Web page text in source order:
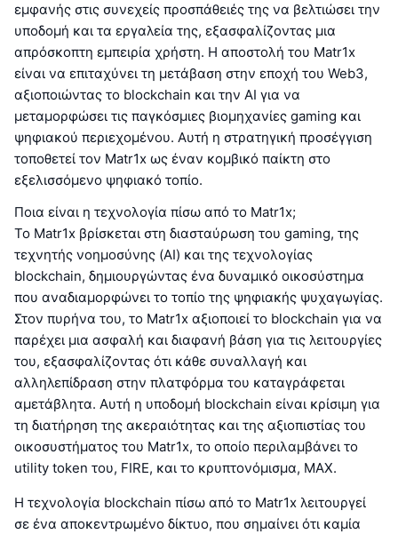
εμφανής στις συνεχείς προσπάθειές της να βελτιώσει την
υποδομή και τα εργαλεία της, εξασφαλίζοντας μια
απρόσκοπτη εμπειρία χρήστη. Η αποστολή του Matr1x
είναι να επιταχύνει τη μετάβαση στην εποχή του Web3,
αξιοποιώντας το blockchain και την AI για να
μεταμορφώσει τις παγκόσμιες βιομηχανίες gaming και
ψηφιακού περιεχομένου. Αυτή η στρατηγική προσέγγιση
τοποθετεί τον Matr1x ως έναν κομβικό παίκτη στο
εξελισσόμενο ψηφιακό τοπίο.
Ποια είναι η τεχνολογία πίσω από το Matr1x;
Το Matr1x βρίσκεται στη διασταύρωση του gaming, της
τεχνητής νοημοσύνης (AI) και της τεχνολογίας
blockchain, δημιουργώντας ένα δυναμικό οικοσύστημα
που αναδιαμορφώνει το τοπίο της ψηφιακής ψυχαγωγίας.
Στον πυρήνα του, το Matr1x αξιοποιεί το blockchain για να
παρέχει μια ασφαλή και διαφανή βάση για τις λειτουργίες
του, εξασφαλίζοντας ότι κάθε συναλλαγή και
αλληλεπίδραση στην πλατφόρμα του καταγράφεται
αμετάβλητα. Αυτή η υποδομή blockchain είναι κρίσιμη για
τη διατήρηση της ακεραιότητας και της αξιοπιστίας του
οικοσυστήματος του Matr1x, το οποίο περιλαμβάνει το
utility token του, FIRE, και το κρυπτονόμισμα, MAX.
Η τεχνολογία blockchain πίσω από το Matr1x λειτουργεί
σε ένα αποκεντρωμένο δίκτυο, που σημαίνει ότι καμία